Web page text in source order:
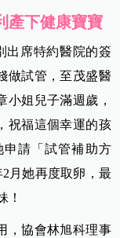
產下健康寶寶
出席特約醫院的簽
做試管，至茂盛醫
小姐兒子滿週歲，
祝福這個幸運的孩
請「試管補助方
月她再度取卵，最
！
，協會林旭科理事